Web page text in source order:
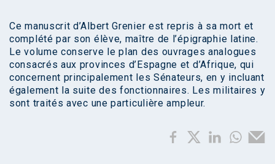
Ce manuscrit d’Albert Grenier est repris à sa mort et
complété par son élève, maître de l’épigraphie latine.
Le volume conserve le plan des ouvrages analogues
consacrés aux provinces d’Espagne et d’Afrique, qui
concernent principalement les Sénateurs, en y incluant
également la suite des fonctionnaires. Les militaires y
sont traités avec une particulière ampleur.